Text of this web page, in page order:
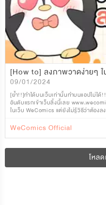
[How to] ลงภาพวาดง่ายๆ
09/01/2024
[ย้ำ!!]ทำได้บนเว็บเท่านั้นทำบนแอปไม่ไ
อันดับแรกเข้าเว็บลิ้งนี้เลย
ในเว็บ WeComics แต่ยังไม่รู้วิธีว่าต้อง
WeComics Official
โหล